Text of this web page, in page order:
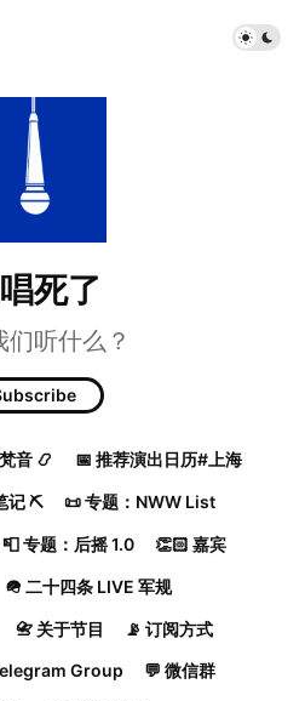
死了
们听什么？
音 📿 📅 推荐演出日历#上海
记 ⛏️ 📜 专题：NWW List
📮 专题：后摇 1.0 👏🏻 嘉宾
🪖 二十四条 LIVE 军规
📇 关于节目 📡 订阅方式
Group 💬 微信群